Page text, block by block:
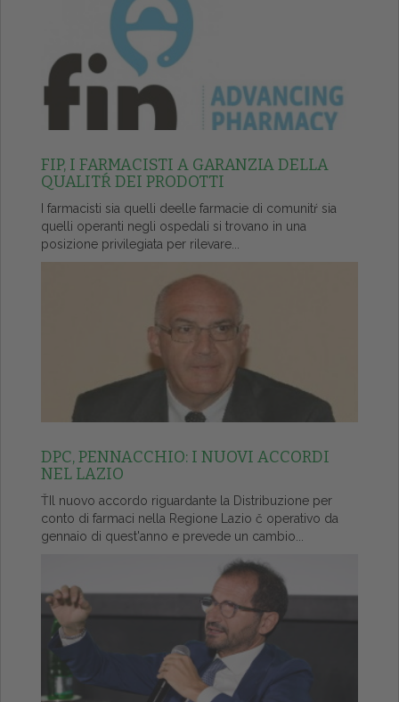
FIP, I FARMACISTI A GARANZIA DELLA
QUALITŔ DEI PRODOTTI
I farmacisti sia quelli deelle farmacie di comunitŕ sia
quelli operanti negli ospedali si trovano in una
posizione privilegiata per rilevare...
DPC, PENNACCHIO: I NUOVI ACCORDI
NEL LAZIO
ŤIl nuovo accordo riguardante la Distribuzione per
conto di farmaci nella Regione Lazio č operativo da
gennaio di quest'anno e prevede un cambio...